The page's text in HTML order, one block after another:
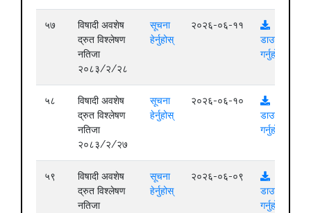
५७
विषादी अवशेष
द्रुत विश्लेषण
नतिजा
२०८३/२/२८
सूचना
हेर्नुहोस्
२०२६-०६-११
डाउनलोड
गर्नुहोस्
५८
विषादी अवशेष
द्रुत विश्लेषण
नतिजा
२०८३/२/२७
सूचना
हेर्नुहोस्
२०२६-०६-१०
डाउनलोड
गर्नुहोस्
५९
विषादी अवशेष
द्रुत विश्लेषण
नतिजा
सूचना
हेर्नुहोस्
२०२६-०६-०९
डाउनलोड
गर्नुहोस्